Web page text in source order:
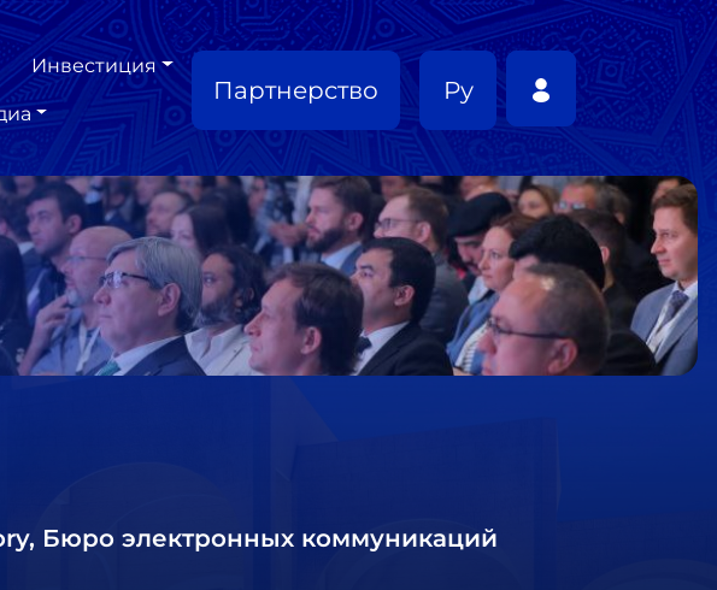
Инвестиция
Партнерство Ру
Бюро электронных коммуникаций